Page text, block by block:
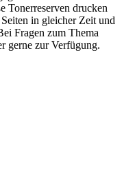
Tonerreserven drucken
in gleicher Zeit und
Fragen zum Thema
gerne zur Verfügung.